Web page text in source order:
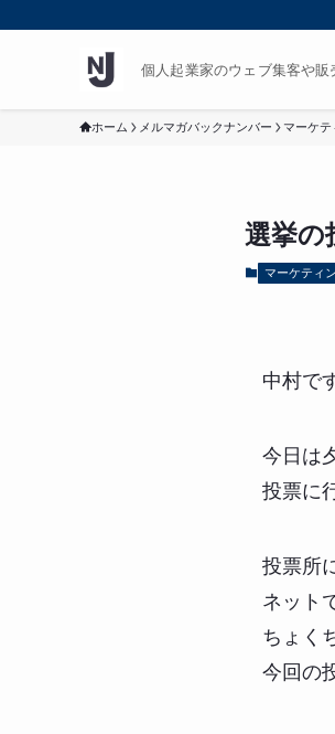
個人起業家のウェブ集客や販
ホーム メルマガバックナンバー マーケ
選挙の
マーケティ
中村で
今日は
投票に
投票所
ネット
ちょく
今回の